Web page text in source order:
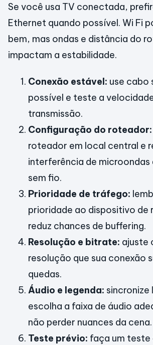
Se você usa TV conectada,
Ethernet quando possível. Wi Fi
bem, mas ondas e distância do
impactam a estabilidade.
Conexão estável: use cabo
possível e teste a
transmissão.
Configuração do roteador:
roteador em local central e
interferência de microondas
sem fio.
Prioridade de tráfego:
prioridade ao dispositivo de
reduz chances de buffering.
Resolução e bitrate: ajuste
resolução que sua conexão
quedas.
Áudio e legenda: sincronize
escolha a faixa de áudio
não perder nuances da cena.
Teste prévio: faça um